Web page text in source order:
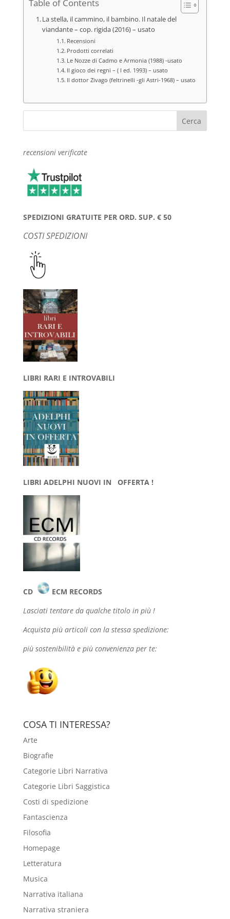
Table of Contents
La stella, il cammino, il bambino. Il natale del
viandante – cop. rigida (2016) – usato
Recensioni
Prodotti correlati
Le Nozze di Cadmo e Armonia (1988) -usato
Il gioco dei regni – ( I ed. 1993) – usato
Il dottor Zivago (feltrinelli -gli Astri-1968) – usato
recensioni verificate
SPEDIZIONI GRATUITE PER ORD. SUP. € 50
COSTI SPEDIZIONI
LIBRI RARI E INTROVABILI
LIBRI ADELPHI NUOVI IN OFFERTA !
CD
ECM RECORDS
Lasciati tentare da qualche titolo in più !
Acquista più articoli con la stessa spedizione:
più sostenibilità e più convenienza per te:
COSA TI INTERESSA?
Arte
Biografie
Categorie Libri Narrativa
Categorie Libri Saggistica
Costi di spedizione
Fantascienza
Filosofia
Homepage
Letteratura
Musica
Narrativa italiana
Narrativa straniera